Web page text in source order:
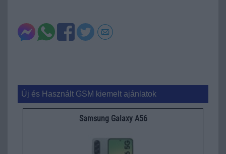
Új és Használt GSM kiemelt ajánlatok
Samsung Galaxy A56